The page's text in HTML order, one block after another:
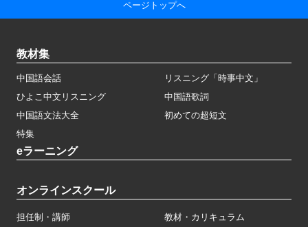
ページトップへ
教材集
中国語会話
リスニング「時事中文」
ひよこ中文リスニング
中国語歌詞
中国語文法大全
初めての超短文
特集
eラーニング
オンラインスクール
担任制・講師 教材・カリキュラム